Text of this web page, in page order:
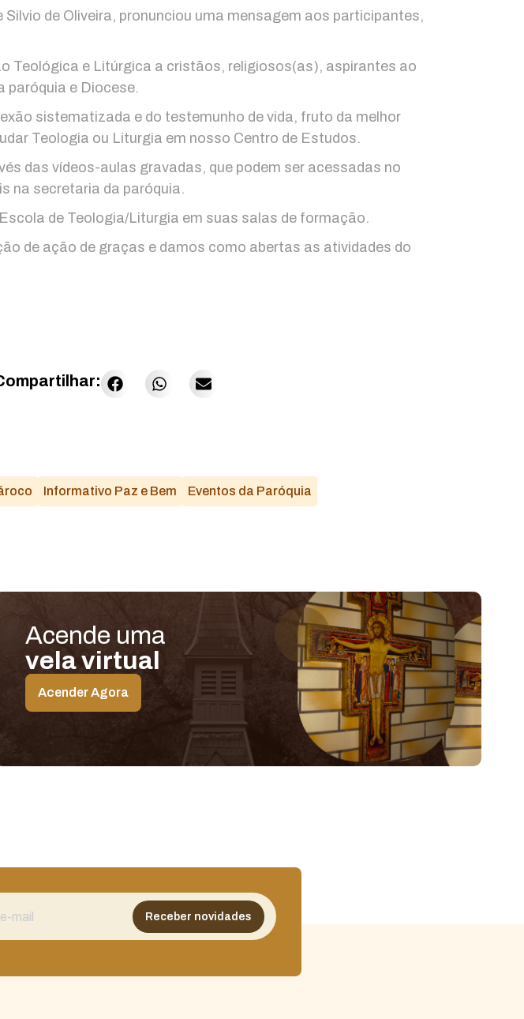
de Oliveira, pronunciou uma mensagem aos participantes,
Teológica e Litúrgica a cristãos, religiosos(as), aspirantes ao
paróquia e Diocese.
sistematizada e do testemunho de vida, fruto da melhor
Teologia ou Liturgia em nosso Centro de Estudos.
das vídeos-aulas gravadas, que podem ser acessadas no
na secretaria da paróquia.
de Teologia/Liturgia em suas salas de formação.
de ação de graças e damos como abertas as atividades do
Informativo Paz e Bem Eventos da Paróquia
Acende uma
vela virtual
Acender Agora